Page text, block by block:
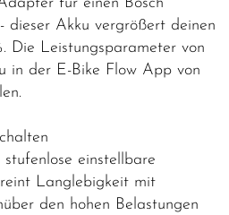
dieser Akku vergrößert deinen
Die Leistungsparameter von
in der E-Bike Flow App von
einstellbare
Langlebigkeit mit
den hohen Belastungen